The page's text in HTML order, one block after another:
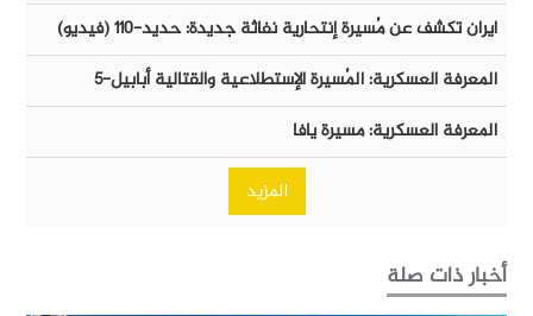
ايران تكشف عن مُسيرة إنتحارية نفاثة جديدة: حديد-١١٠ (فيديو)
المعرفة العسكرية: المُسيرة الإستطلاعية والقتالية أبابيل-٥
المعرفة العسكرية: مسيرة يافا
المزيد
أخبار ذات صلة